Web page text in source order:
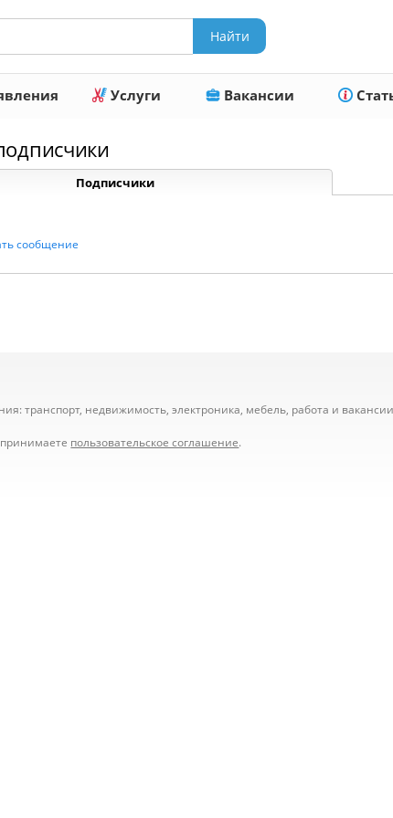
Услуги Вакансии
Подписчики
сообщение
транспорт, недвижимость, электроника, мебель, работа и
пользовательское соглашение.